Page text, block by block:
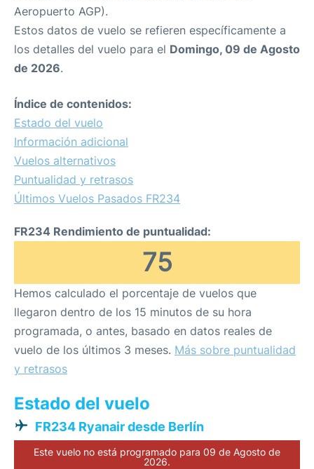
Aeropuerto AGP).
Estos datos de vuelo se refieren específicamente a
los detalles del vuelo para el Domingo, 09 de Agosto
de 2026.
Índice de contenidos:
Estado del vuelo
Información adicional
Vuelos alternativos
Puntualidad y retrasos
Últimos Vuelos Pasados FR234
FR234 Rendimiento de puntualidad:
75
Hemos calculado el porcentaje de vuelos que
llegaron dentro de los 15 minutos de su hora
programada, o antes, basado en datos reales de
vuelo de los últimos 3 meses. Más sobre puntualidad
y retrasos
Estado del vuelo
FR234 Ryanair desde Berlín
Este vuelo no está programado para 09 de Agosto de
2026.